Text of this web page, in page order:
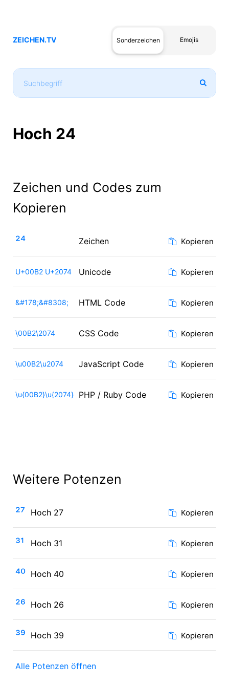
ZEICHEN.TV Sonderzeichen Emojis
Hoch 24
Zeichen und Codes zum
Kopieren
²⁴ Zeichen Kopieren
U+00B2 U+2074 Unicode Kopieren
&#178;&#8308; HTML Code Kopieren
\00B2\2074 CSS Code Kopieren
\u00B2\u2074 JavaScript Code Kopieren
\u{00B2}\u{2074} PHP / Ruby Code Kopieren
Weitere Potenzen
²⁷ Hoch 27 Kopieren
³¹ Hoch 31 Kopieren
⁴⁰ Hoch 40 Kopieren
²⁶ Hoch 26 Kopieren
³⁹ Hoch 39 Kopieren
Alle Potenzen öffnen